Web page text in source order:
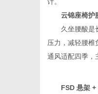
云锦座椅护
久坐腰酸是长
压力，减轻腰椎
通风适配四季，
FSD 悬架 +